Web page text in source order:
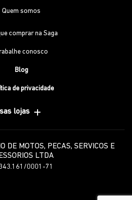
Quem somos
comprar na Saga
conosco
Blog
de privacidade
lojas
DE MOTOS, PECAS, SERVICOS E
LTDA
0001-71